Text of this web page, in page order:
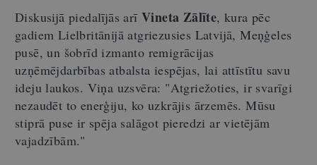
Diskusijā piedalījās arī Vineta Zālīte, kura pēc
gadiem Lielbritānijā atgriezusies Latvijā, Meņģeles
pusē, un šobrīd izmanto remigrācijas
uzņēmējdarbības atbalsta iespējas, lai attīstītu savu
ideju laukos. Viņa uzsvēra: "Atgriežoties, ir svarīgi
nezaudēt to enerģiju, ko uzkrājis ārzemēs. Mūsu
stiprā puse ir spēja salāgot pieredzi ar vietējām
vajadzībām."